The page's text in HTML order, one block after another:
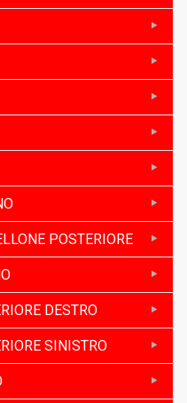
POSTERIORE
DESTRO
SINISTRO